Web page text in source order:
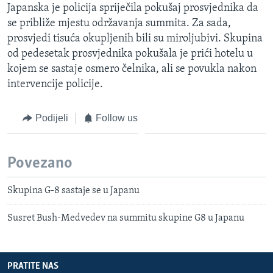
Japanska je policija spriječila pokušaj prosvjednika da
se približe mjestu održavanja summita. Za sada,
prosvjedi tisuća okupljenih bili su miroljubivi. Skupina
od pedesetak prosvjednika pokušala je prići hotelu u
kojem se sastaje osmero čelnika, ali se povukla nakon
intervencije policije.
Podijeli Follow us
Povezano
Skupina G-8 sastaje se u Japanu
Susret Bush-Medvedev na summitu skupine G8 u Japanu
PRATITE NAS